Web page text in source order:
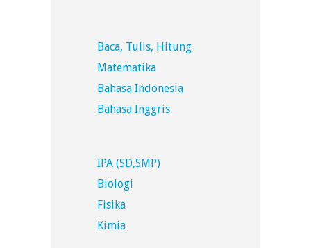
Baca, Tulis, Hitung
Matematika
Bahasa Indonesia
Bahasa Inggris
IPA (SD,SMP)
Biologi
Fisika
Kimia